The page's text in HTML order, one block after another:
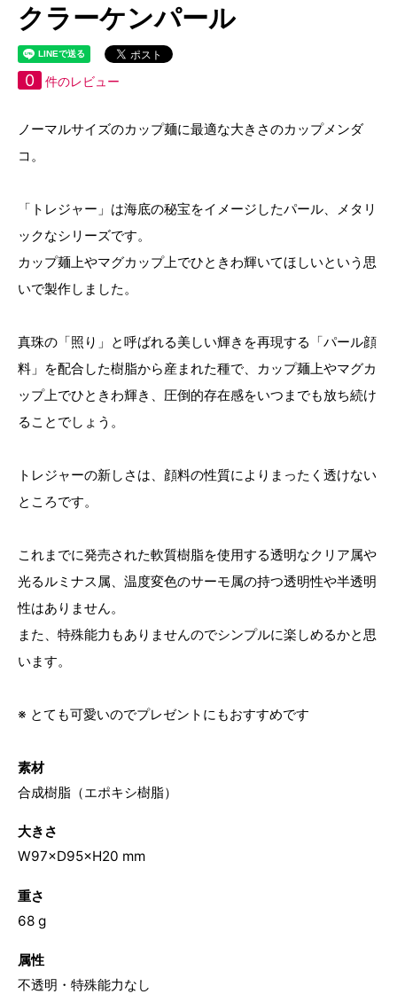
クラーケンパール
0 件のレビュー
ノーマルサイズのカップ麺に最適な大きさのカップメンダ
コ。
「トレジャー」は海底の秘宝をイメージしたパール、メタリ
ックなシリーズです。
カップ麺上やマグカップ上でひときわ輝いてほしいという思
いで製作しました。
真珠の「照り」と呼ばれる美しい輝きを再現する「パール顔
料」を配合した樹脂から産まれた種で、カップ麺上やマグカ
ップ上でひときわ輝き、圧倒的存在感をいつまでも放ち続け
ることでしょう。
トレジャーの新しさは、顔料の性質によりまったく透けない
ところです。
これまでに発売された軟質樹脂を使用する透明なクリア属や
光るルミナス属、温度変色のサーモ属の持つ透明性や半透明
性はありません。
また、特殊能力もありませんのでシンプルに楽しめるかと思
います。
※ とても可愛いのでプレゼントにもおすすめです
素材
合成樹脂（エポキシ樹脂）
大きさ
W97×D95×H20 mm
重さ
68 g
属性
不透明・特殊能力なし